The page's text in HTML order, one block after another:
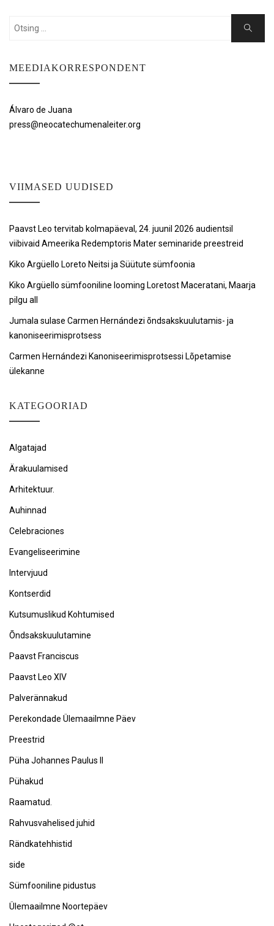
Search
Search
MEEDIAKORRESPONDENT
Álvaro de Juana
press@neocatechumenaleiter.org
VIIMASED UUDISED
Paavst Leo tervitab kolmapäeval, 24. juunil 2026 audientsil
viibivaid Ameerika Redemptoris Mater seminaride preestreid
Kiko Argüello Loreto Neitsi ja Süütute sümfoonia
Kiko Argüello sümfooniline looming Loretost Maceratani, Maarja
pilgu all
Jumala sulase Carmen Hernándezi õndsakskuulutamis- ja
kanoniseerimisprotsess
Carmen Hernándezi Kanoniseerimisprotsessi Lõpetamise
ülekanne
KATEGOORIAD
Algatajad
Ärakuulamised
Arhitektuur.
Auhinnad
Celebraciones
Evangeliseerimine
Intervjuud
Kontserdid
Kutsumuslikud Kohtumised
Õndsakskuulutamine
Paavst Franciscus
Paavst Leo XIV
Palverännakud
Perekondade Ülemaailmne Päev
Preestrid
Püha Johannes Paulus II
Pühakud
Raamatud.
Rahvusvahelised juhid
Rändkatehhistid
side
Sümfooniline pidustus
Ülemaailmne Noortepäev